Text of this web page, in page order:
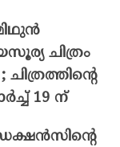
ചിത്രം
19 ന്